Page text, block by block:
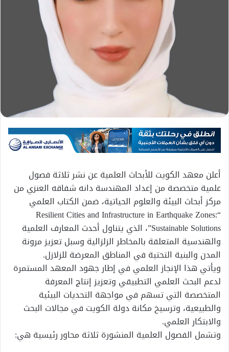
أعلن معهد الكويت للأبحاث العلمية عن نشر ثلاثة فصول
علمية متخصصة من إعداد المهندسة دانه شفاقه العنزي من
مركز أبحاث البيئة والعلوم الحياتية، ضمن الكتاب العلمي
“Resilient Cities and Infrastructure in Earthquake Zones:
Sustainable Solutions”، الذي يتناول أحدث المعارف العلمية
والهندسية المتعلقة بالمخاطر الزلزالية وسبل تعزيز مرونة
المدن والبنية التحتية في المناطق المعرضة للزلازل.
ويأتي هذا الإنجاز العلمي في إطار جهود المعهد المستمرة
لدعم البحث العلمي التطبيقي وتعزيز إنتاج المعرفة
المتخصصة التي تسهم في مواجهة التحديات البيئية
والطبيعية، وترسيخ مكانة دولة الكويت في مجالات البحث
والابتكار العلمي.
وتشمل الفصول العلمية المنشورة ثلاثة محاور رئيسية هي: